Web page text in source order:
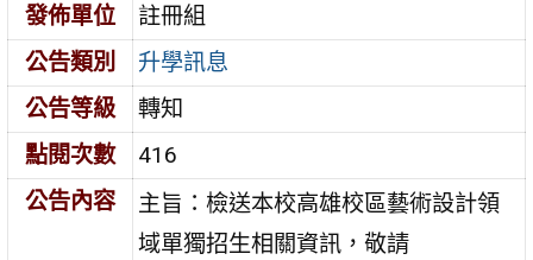
發佈單位
註冊組
公告類別
升學訊息
公告等級
轉知
點閱次數
416
公告內容
主旨：檢送本校高雄校區藝術設計領
域單獨招生相關資訊，敬請